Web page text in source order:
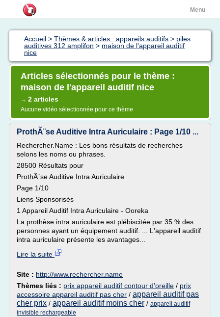
Menu
Accueil > Thèmes & articles : appareils auditifs > piles
auditives 312 amplifon > maison de l'appareil auditif
nice
Articles sélectionnés pour le thème :
maison de l'appareil auditif nice
→ 2 articles
Aucune vidéo sélectionnée pour ce thème
ProthÃ¨se Auditive Intra Auriculaire : Page 1/10 ...
Rechercher.Name : Les bons résultats de recherches
selons les noms ou phrases.
28500 Résultats pour
ProthÃ¨se Auditive Intra Auriculaire
Page 1/10
Liens Sponsorisés
1 Appareil Auditif Intra Auriculaire - Ooreka
La prothèse intra auriculaire est plébiscitée par 35 % des
personnes ayant un équipement auditif. ... L'appareil auditif
intra auriculaire présente les avantages...
Lire la suite
Site : http://www.rechercher.name
Thèmes liés : prix appareil auditif contour d'oreille / prix
accessoire appareil auditif pas cher / appareil auditif pas
cher prix / appareil auditif moins cher / appareil auditif
invisible rechargeable